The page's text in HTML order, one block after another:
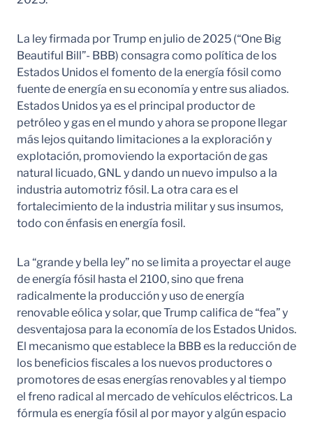
La ley firmada por Trump en julio de 2025 (“One Big
Beautiful Bill”- BBB) consagra como política de los
Estados Unidos el fomento de la energía fósil como
fuente de energía en su economía y entre sus aliados.
Estados Unidos ya es el principal productor de
petróleo y gas en el mundo y ahora se propone llegar
más lejos quitando limitaciones a la exploración y
explotación, promoviendo la exportación de gas
natural licuado, GNL y dando un nuevo impulso a la
industria automotriz fósil. La otra cara es el
fortalecimiento de la industria militar y sus insumos,
todo con énfasis en energía fosil.
La “grande y bella ley” no se limita a proyectar el auge
de energía fósil hasta el 2100, sino que frena
radicalmente la producción y uso de energía
renovable eólica y solar, que Trump califica de “fea” y
desventajosa para la economía de los Estados Unidos.
El mecanismo que establece la BBB es la reducción de
los beneficios fiscales a los nuevos productores o
promotores de esas energías renovables y al tiempo
el freno radical al mercado de vehículos eléctricos. La
fórmula es energía fósil al por mayor y algún espacio